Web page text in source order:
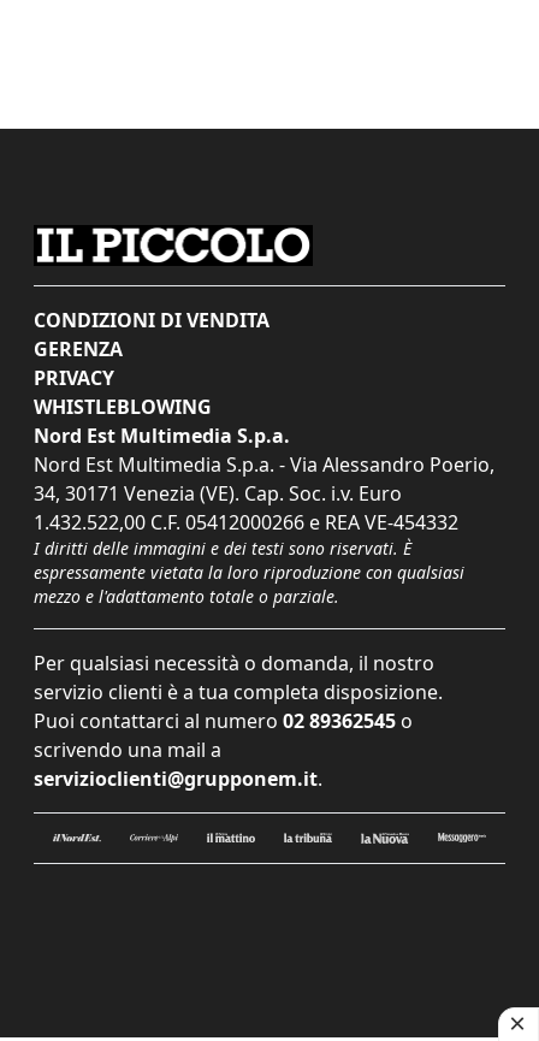
CONDIZIONI DI VENDITA
GERENZA
PRIVACY
WHISTLEBLOWING
Nord Est Multimedia S.p.a.
Nord Est Multimedia S.p.a. - Via Alessandro Poerio,
34, 30171 Venezia (VE). Cap. Soc. i.v. Euro
1.432.522,00 C.F. 05412000266 e REA VE-454332
I diritti delle immagini e dei testi sono riservati. È
espressamente vietata la loro riproduzione con qualsiasi
mezzo e l'adattamento totale o parziale.
Per qualsiasi necessità o domanda, il nostro
servizio clienti è a tua completa disposizione.
Puoi contattarci al numero 02 89362545 o
scrivendo una mail a
servizioclienti@grupponem.it.